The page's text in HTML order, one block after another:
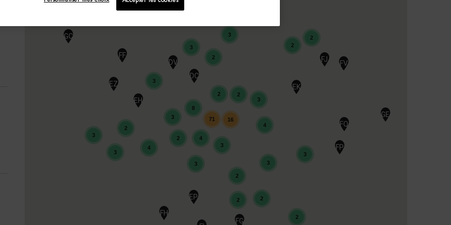
DC
DV
EH
EK
EP
EZ
FF
FG
FH
FJ
FP
FQ
FV
GC
GE
71 16
4
8
2
3
2
2
3
3
3
4
2
2
3
3
4
3
2
3
2
2
3
3
2
3
2
2